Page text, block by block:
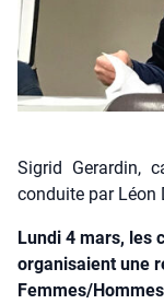
Sigrid Gerardin,
conduite par Léon
Lundi 4 mars, les
organisaient une
Femmes/